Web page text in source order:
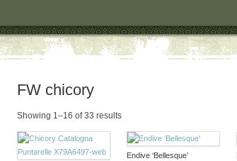
FW chicory
Showing 1–16 of 33 results
Endive ‘Bellesque’